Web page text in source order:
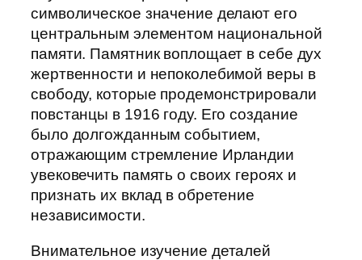
символическое значение делают его
центральным элементом национальной
памяти. Памятник воплощает в себе дух
жертвенности и непоколебимой веры в
свободу, которые продемонстрировали
повстанцы в 1916 году. Его создание
было долгожданным событием,
отражающим стремление Ирландии
увековечить память о своих героях и
признать их вклад в обретение
независимости.
Внимательное изучение деталей